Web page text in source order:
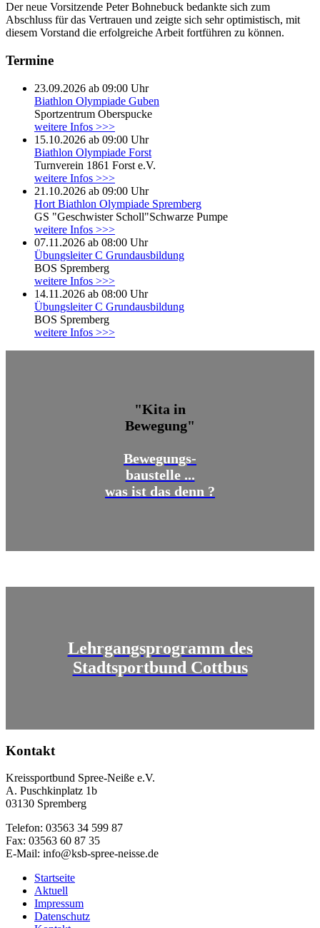
Der neue Vorsitzende Peter Bohnebuck bedankte sich zum
Abschluss für das Vertrauen und zeigte sich sehr optimistisch, mit
diesem Vorstand die erfolgreiche Arbeit fortführen zu können.
Termine
23.09.2026 ab 09:00 Uhr
Biathlon Olympiade Guben
Sportzentrum Oberspucke
weitere Infos >>>
15.10.2026 ab 09:00 Uhr
Biathlon Olympiade Forst
Turnverein 1861 Forst e.V.
weitere Infos >>>
21.10.2026 ab 09:00 Uhr
Hort Biathlon Olympiade Spremberg
GS "Geschwister Scholl"Schwarze Pumpe
weitere Infos >>>
07.11.2026 ab 08:00 Uhr
Übungsleiter C Grundausbildung
BOS Spremberg
weitere Infos >>>
14.11.2026 ab 08:00 Uhr
Übungsleiter C Grundausbildung
BOS Spremberg
weitere Infos >>>
"Kita in
Bewegung"
Bewegungs-
baustelle ...
was ist das denn ?
Lehrgangsprogramm des
Stadtsportbund Cottbus
Kontakt
Kreissportbund Spree-Neiße e.V.
A. Puschkinplatz 1b
03130 Spremberg
Telefon: 03563 34 599 87
Fax: 03563 60 87 35
E-Mail: info@ksb-spree-neisse.de
Startseite
Aktuell
Impressum
Datenschutz